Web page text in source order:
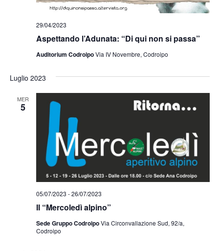
Aspettando l’Adunata: “Di qui non si passa”
29/04/2023
Auditorium CodroipoVia IV Novembre, Codroipo
Luglio 2023
MER
5
Il “Mercoledì alpino”
05/07/2023 -26/07/2023
Sede Gruppo CodroipoVia Circonvallazione Sud, 92/a,
Codroipo